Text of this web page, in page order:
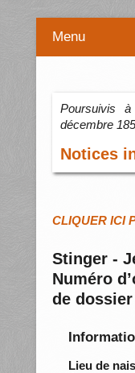
Menu
Poursuivis
décembre
Notices
CLIQUER ICI
Stinger -
Numéro
de dossier
Lieu de